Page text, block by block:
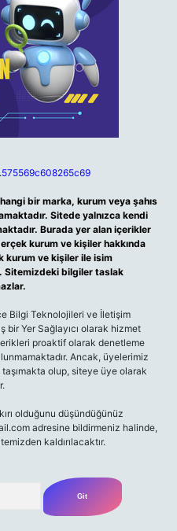
bir marka, kurum veya şahıs
Sitede yalnızca kendi
Burada yer alan içerikler
kurum ve kişiler hakkında
kurum ve kişiler ile isim
Sitemizdeki bilgiler taslak
Bilgi Teknolojileri ve İletişim
bir Yer Sağlayıcı olarak hizmet
proaktif olarak denetleme
Ancak, üyelerimiz
olup, siteye üye olarak
olduğunu düşündüğünüz
adresine bildirmeniz halinde,
kaldırılacaktır.